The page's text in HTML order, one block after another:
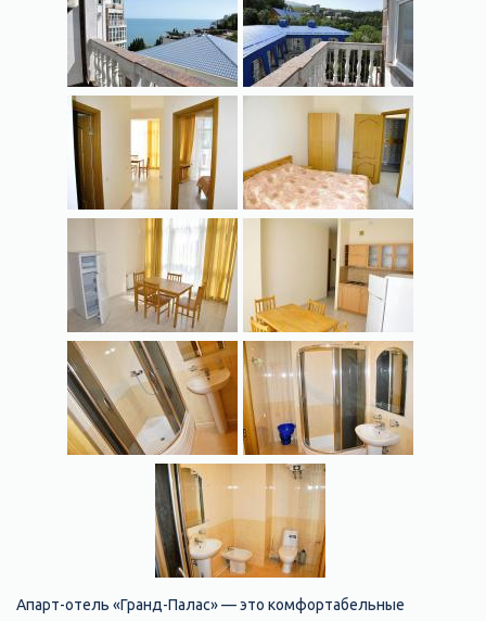
Апарт-отель «Гранд-Палас» — это комфортабельные